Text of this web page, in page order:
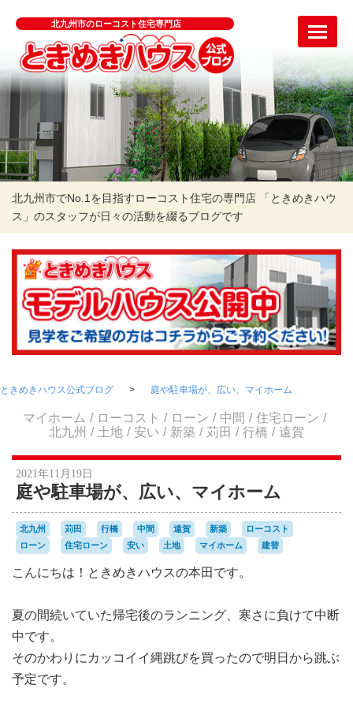
北九州市のローコスト住宅専門店
北九州市でNo.1を目指すローコスト住宅の専門店 「ときめきハウ
ス」のスタッフが日々の活動を綴るブログです
ときめきハウス公式ブログ 庭や駐車場が、広い、マイホーム
マイホーム ローコスト ローン 中間
住宅ローン
北九州
土地 安い 新築 苅田 行橋 遠賀
2021年11月19日
庭や駐車場が、広い、マイホーム
北九州 苅田 行橋 中間 遠賀 新築
ローコスト
ローン
住宅ローン 安い 土地 マイホーム 建替
こんにちは！ときめきハウスの本田です。
夏の間続いていた帰宅後のランニング、寒さに負けて中断
中です。
そのかわりにカッコイイ縄跳びを買ったので明日から跳ぶ
予定です。